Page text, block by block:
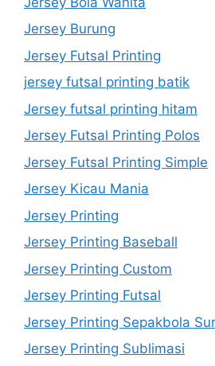
Jersey Burung
Jersey Futsal Printing
jersey futsal printing batik
Jersey futsal printing hitam
Jersey Futsal Printing Polos
Jersey Futsal Printing Simple
Jersey Kicau Mania
Jersey Printing
Jersey Printing Baseball
Jersey Printing Custom
Jersey Printing Futsal
Jersey Printing Sepakbola
Jersey Printing Sublimasi